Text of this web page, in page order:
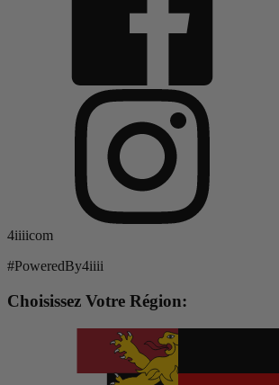
4iiiicom
#PoweredBy4iiii
Choisissez Votre Région: